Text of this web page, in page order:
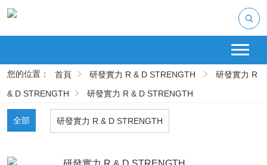
您的位置： 首頁 研發實力 R & D STRENGTH
研發實力 R
& D STRENGTH
研發實力 R & D STRENGTH
全部 研發實力 R & D STRENGTH